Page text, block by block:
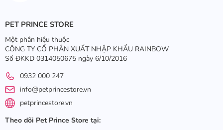
PET PRINCE STORE
Một phân hiệu thuộc
CÔNG TY CỔ PHẦN XUẤT NHẬP KHẨU RAINBOW
Số ĐKKD 0314050675 ngày 6/10/2016
0932 000 247
info@petprincestore.vn
petprincestore.vn
Theo dõi Pet Prince Store tại: